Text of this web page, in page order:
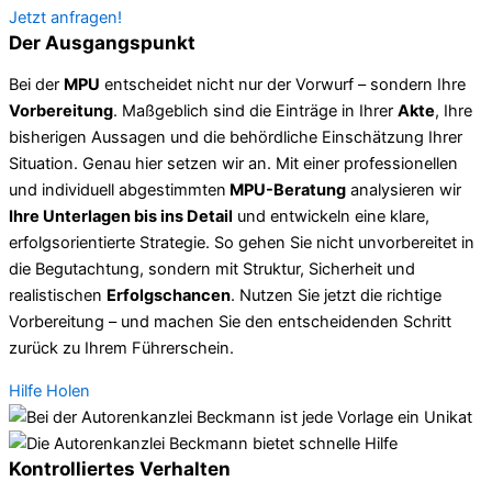
Jetzt anfragen!
Der Ausgangspunkt
Bei der MPU entscheidet nicht nur der Vorwurf – sondern Ihre
Vorbereitung. Maßgeblich sind die Einträge in Ihrer Akte, Ihre
bisherigen Aussagen und die behördliche Einschätzung Ihrer
Situation. Genau hier setzen wir an. Mit einer professionellen
und individuell abgestimmten MPU-Beratung analysieren wir
Ihre Unterlagen bis ins Detail und entwickeln eine klare,
erfolgsorientierte Strategie. So gehen Sie nicht unvorbereitet in
die Begutachtung, sondern mit Struktur, Sicherheit und
realistischen Erfolgschancen. Nutzen Sie jetzt die richtige
Vorbereitung – und machen Sie den entscheidenden Schritt
zurück zu Ihrem Führerschein.
Hilfe Holen
Kontrolliertes Verhalten